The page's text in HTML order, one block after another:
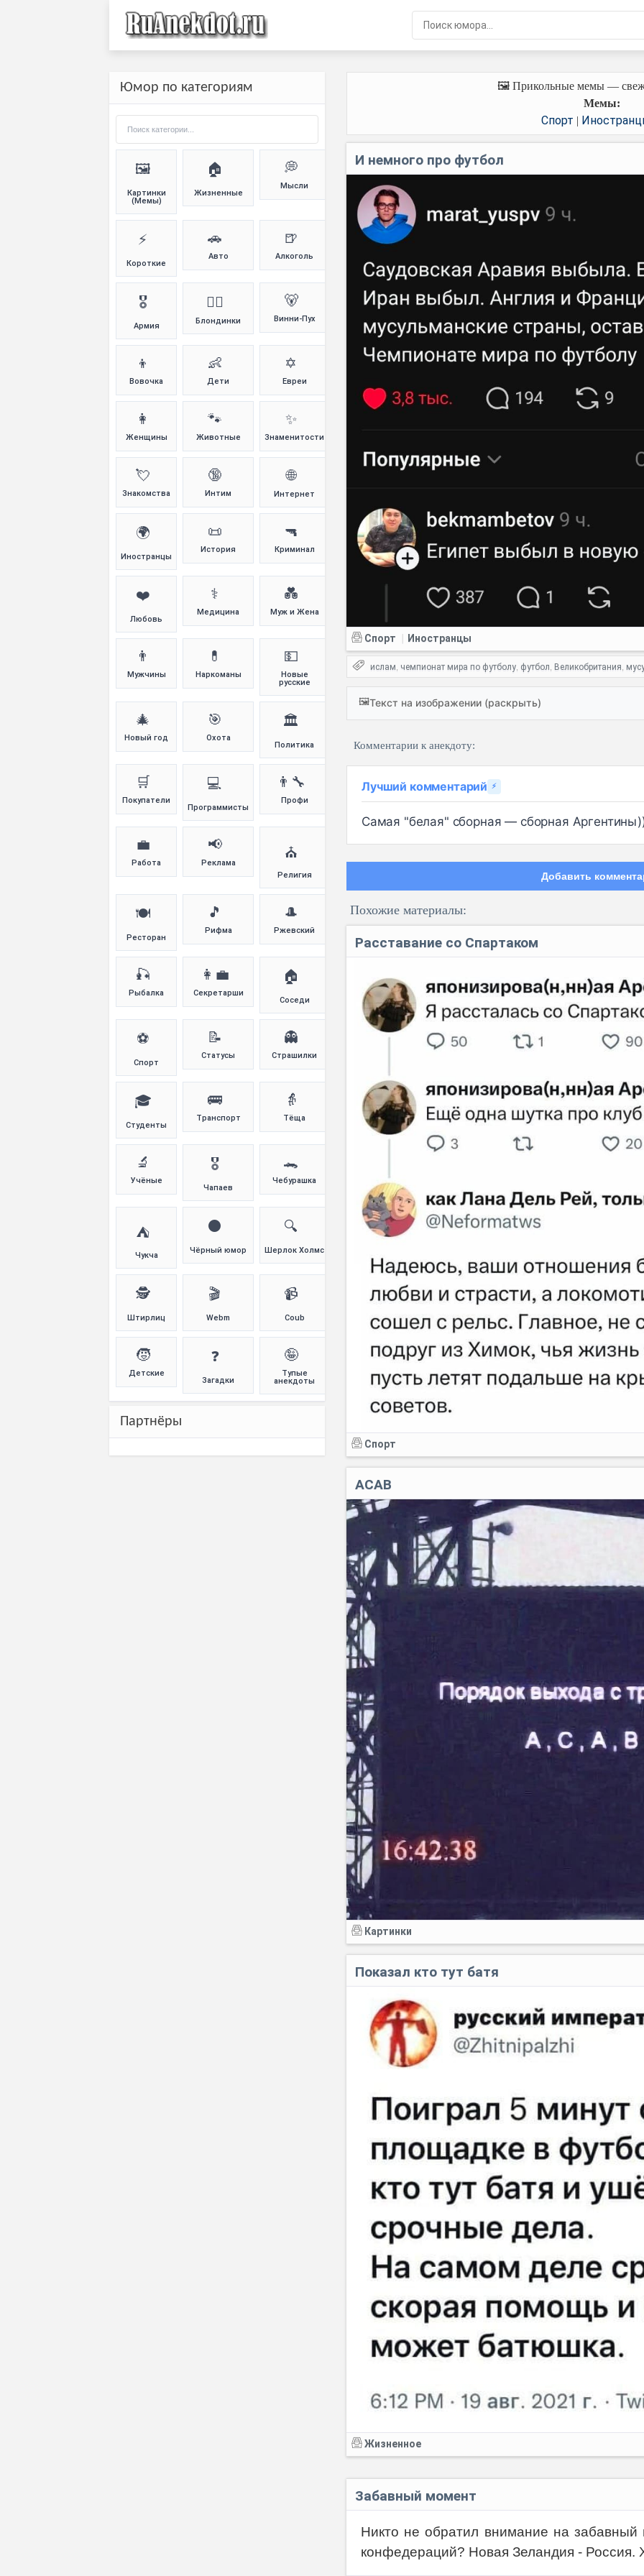
🖼️ Прикольные мемы —
Мемы:
Спорт |
И немного про футбол
Спорт Иностранцы
ислам, чемпионат мира по футболу, футбол, Великобритания,
🖼️Текст на изображении (раскрыть)
Комментарии к анекдоту:
Лучший комментарий ⚡
Самая "белая" сборная — сборная
Добавить
Код:
Похожие материалы:
Расставание со Спартаком
Спорт
ACAB
Картинки
Показал кто тут батя
Жизненное
Забавный момент
Никто не обратил внимание на забавный
конфедераций? Новая Зеландия -
Юмор по категориям
🖼️
Картинки
(Мемы)
🏠
Жизненные
💭
Мысли
⚡
Короткие
🚗
Авто
🍺
Алкоголь
🎖️
Армия
👱‍♀️
Блондинки
🐻
Винни-Пух
👦
Вовочка
👶
Дети
✡️
Евреи
👩
Женщины
🐾
Животные
✨
Знаменитости
💘
Знакомства
🔞
Интим
🌐
Интернет
🌍
Иностранцы
📜
История
🔫
Криминал
❤️
Любовь
⚕️
Медицина
💑
Муж и Жена
👨
Мужчины
💊
Наркоманы
💵
Новые
русские
🎄
Новый год
🎯
Охота
🏛️
Политика
🛒
Покупатели
💻
Программисты
👨‍🔧
Профи
💼
Работа
📢
Реклама
⛪
Религия
🍽️
Ресторан
🎵
Рифма
🎩
Ржевский
🎣
Рыбалка
👩‍💼
Секретарши
🏠
Соседи
⚽
Спорт
📝
Статусы
👻
Страшилки
🎓
Студенты
🚌
Транспорт
👵
Тёща
🔬
Учёные
🎖️
Чапаев
🐊
Чебурашка
⛺
Чукча
⚫
Чёрный юмор
🔍
Шерлок Холмс
🕵️
Штирлиц
🎬
Webm
📹
Coub
🧒
Детские
❓
Загадки
🤪
Тупые
анекдоты
Партнёры